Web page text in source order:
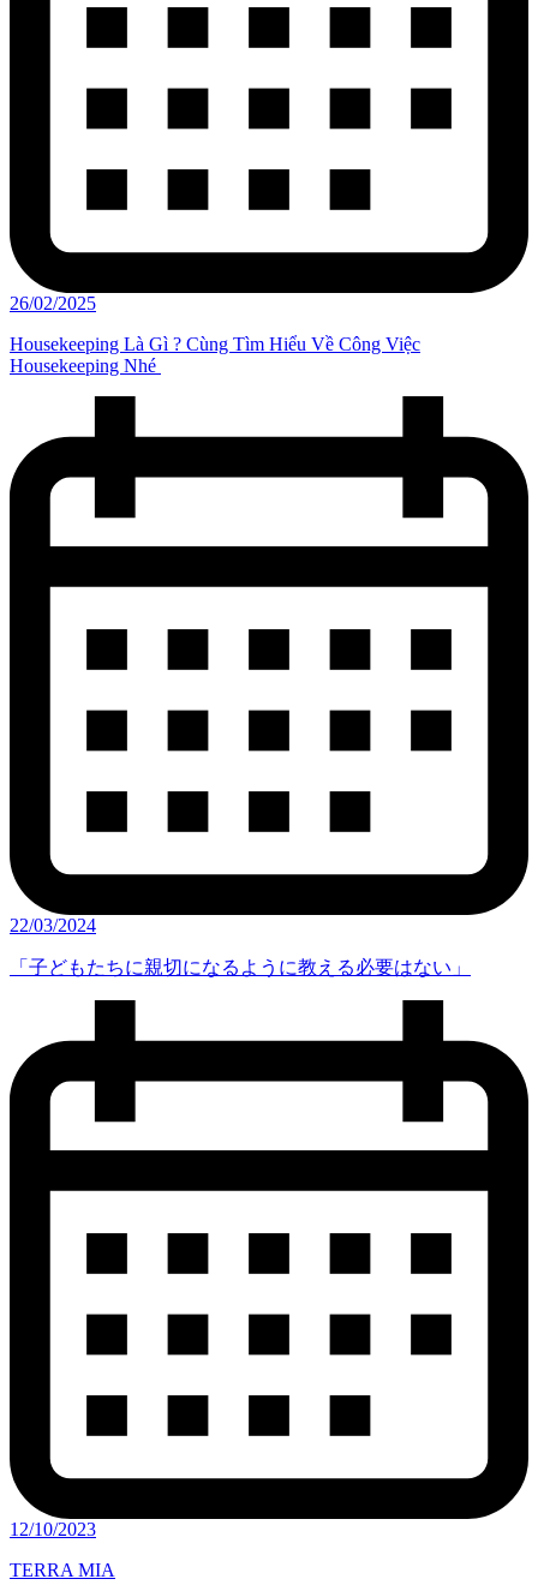
26/02/2025
Housekeeping Là Gì ? Cùng Tìm Hiểu Về Công Việc
Housekeeping Nhé
22/03/2024
「子どもたちに親切になるように教える必要はない」
12/10/2023
TERRA MIA